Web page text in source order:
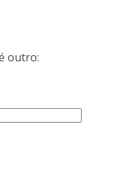
outro: